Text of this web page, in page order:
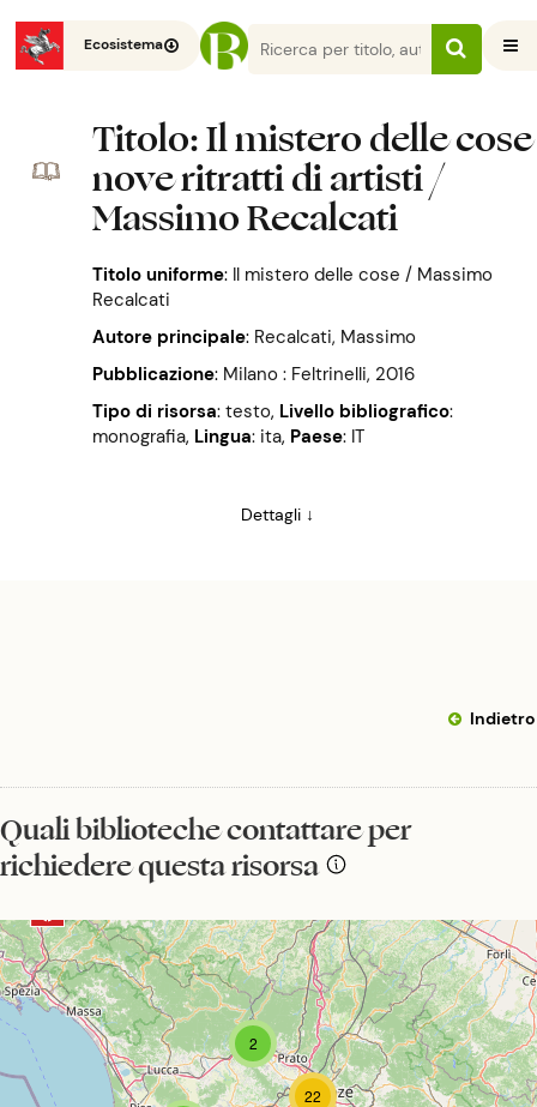
Ecosistema
Titolo: Il mistero delle
nove ritratti di artisti /
Massimo Recalcati
Titolo uniforme: Il mistero delle cose / Massimo
Recalcati
Autore principale: Recalcati, Massimo
Pubblicazione: Milano : Feltrinelli, 2016
Tipo di risorsa: testo, Livello bibliografico:
monografia, Lingua: ita, Paese: IT
Dettagli ↓
Indietro
Quali biblioteche contattare per
richiedere questa risorsa
2
22